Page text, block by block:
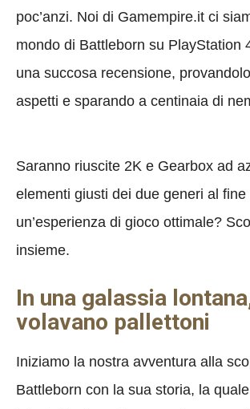
poc’anzi. Noi di Gamempire.it ci
mondo di Battleborn su PlayStation
una succosa recensione,
aspetti e sparando a centinaia di
Saranno riuscite 2K e Gearbox ad
elementi giusti dei due generi al fine
un’esperienza di gioco ottimale?
insieme.
In una galassia
volavano pallettoni
Iniziamo la nostra avventura alla
Battleborn con la sua storia, la